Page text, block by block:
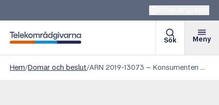
Telekområdgivarna
Sök Meny
Hem/Domar och beslut/ ARN 2019-13073 – Konsumenten menade sig ha använt WhatsApp men fick betala för trafik via mobilnätet